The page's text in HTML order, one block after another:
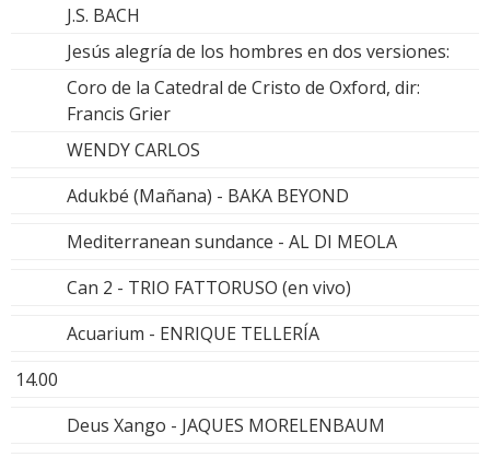
J.S. BACH
Jesús alegría de los hombres en dos versiones:
Coro de la Catedral de Cristo de Oxford, dir:
Francis Grier
WENDY CARLOS
Adukbé (Mañana) - BAKA BEYOND
Mediterranean sundance - AL DI MEOLA
Can 2 - TRIO FATTORUSO (en vivo)
Acuarium - ENRIQUE TELLERÍA
14.00
Deus Xango - JAQUES MORELENBAUM